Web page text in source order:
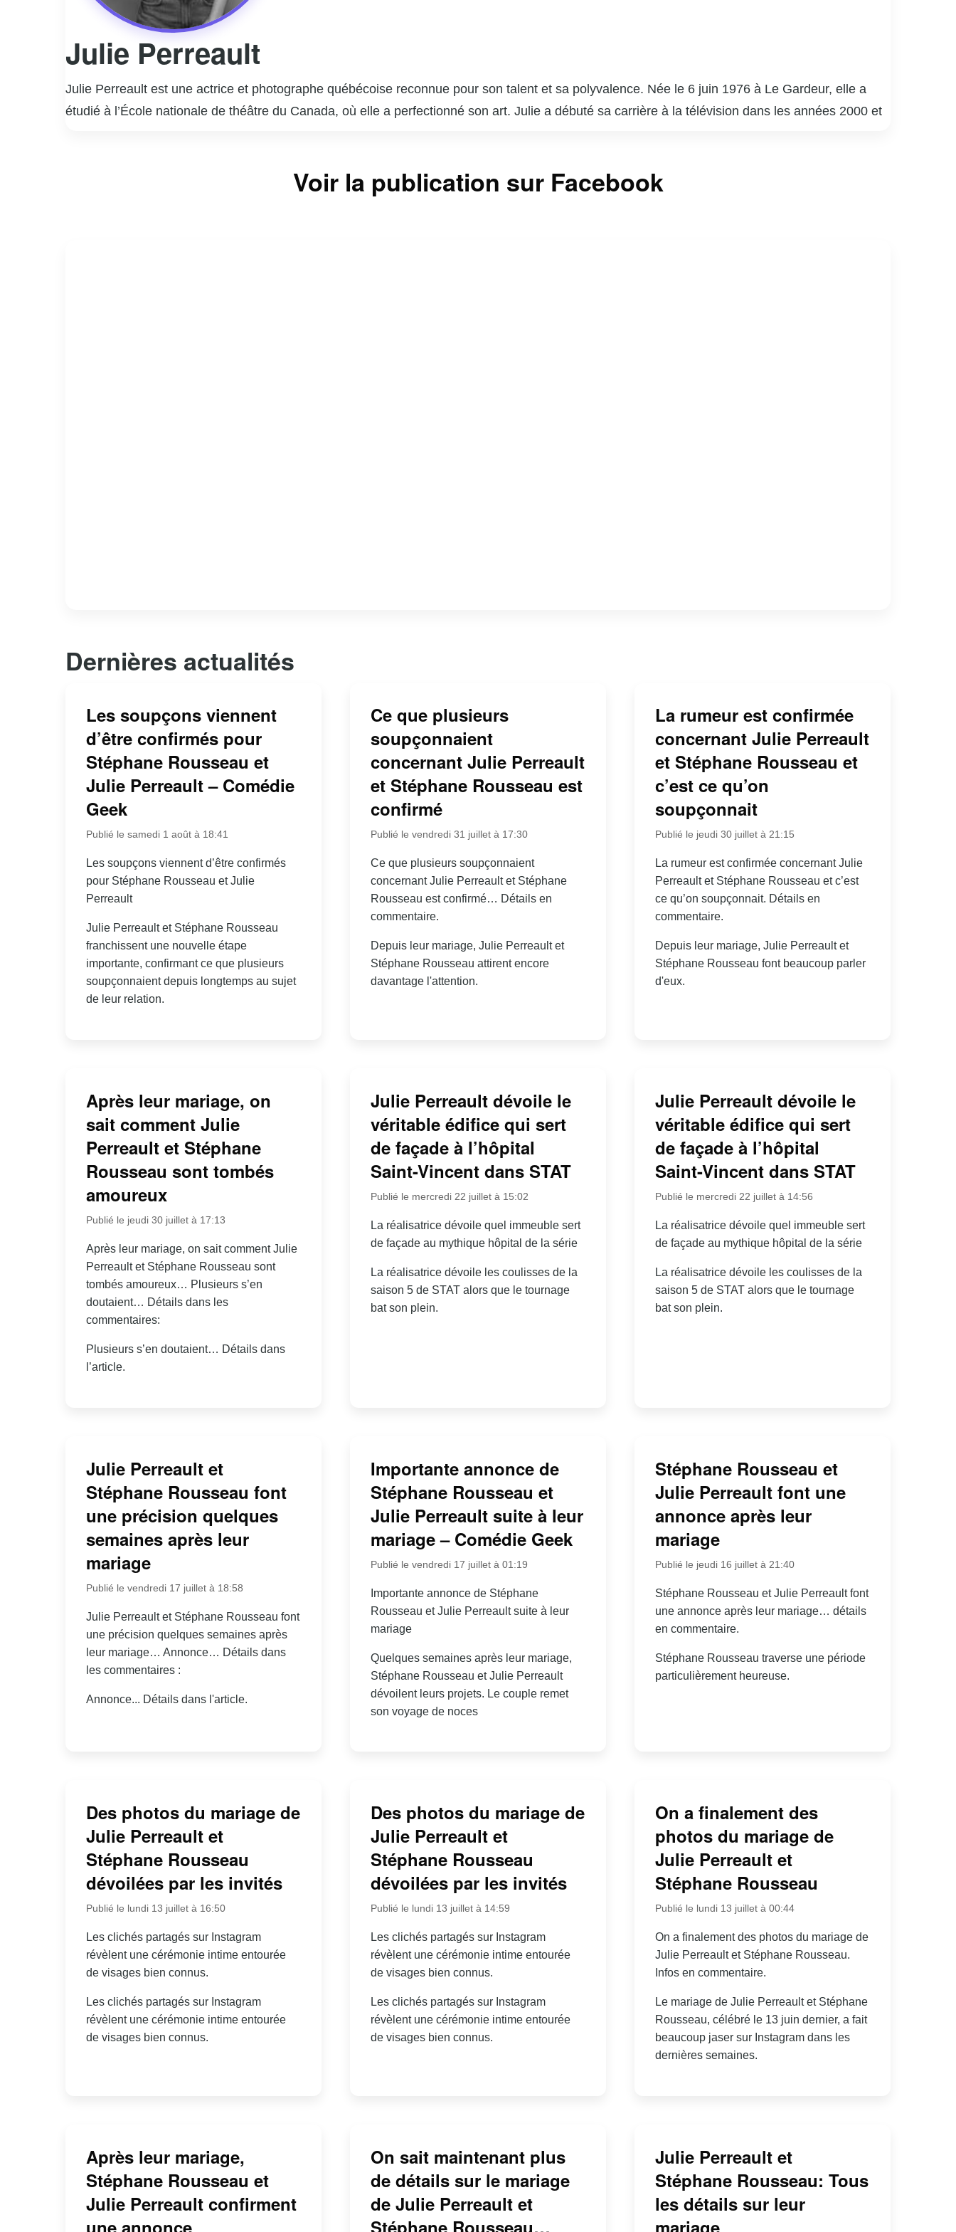
Julie Perreault
Julie Perreault est une actrice et photographe québécoise reconnue pour son talent et sa polyvalence. Née le 6 juin 1976 à Le Gardeur, elle a
étudié à l’École nationale de théâtre du Canada, où elle a perfectionné son art. Julie a débuté sa carrière à la télévision dans les années 2000 et
des paysages, a été exposé dans diverses galeries et a reçu des critiques élogieuses. Sa double carrière témoigne de sa créativité et de son
Voir la publication sur Facebook
Dernières actualités
Les soupçons viennent
d’être confirmés pour
Stéphane Rousseau et
Julie Perreault – Comédie
Geek
Publié le samedi 1 août à 18:41
Les soupçons viennent d’être confirmés
pour Stéphane Rousseau et Julie
Perreault
Julie Perreault et Stéphane Rousseau
franchissent une nouvelle étape
importante, confirmant ce que plusieurs
soupçonnaient depuis longtemps au sujet
de leur relation.
Ce que plusieurs
soupçonnaient
concernant Julie Perreault
et Stéphane Rousseau est
confirmé
Publié le vendredi 31 juillet à 17:30
Ce que plusieurs soupçonnaient
concernant Julie Perreault et Stéphane
Rousseau est confirmé… Détails en
commentaire.
Depuis leur mariage, Julie Perreault et
Stéphane Rousseau attirent encore
davantage l'attention.
La rumeur est confirmée
concernant Julie Perreault
et Stéphane Rousseau et
c’est ce qu’on
soupçonnait
Publié le jeudi 30 juillet à 21:15
La rumeur est confirmée concernant Julie
Perreault et Stéphane Rousseau et c’est
ce qu’on soupçonnait. Détails en
commentaire.
Depuis leur mariage, Julie Perreault et
Stéphane Rousseau font beaucoup parler
d'eux.
Après leur mariage, on
sait comment Julie
Perreault et Stéphane
Rousseau sont tombés
amoureux
Publié le jeudi 30 juillet à 17:13
Après leur mariage, on sait comment Julie
Perreault et Stéphane Rousseau sont
tombés amoureux… Plusieurs s’en
doutaient… Détails dans les
commentaires:
Plusieurs s’en doutaient… Détails dans
l’article.
Julie Perreault dévoile le
véritable édifice qui sert
de façade à l’hôpital
Saint-Vincent dans STAT
Publié le mercredi 22 juillet à 15:02
La réalisatrice dévoile quel immeuble sert
de façade au mythique hôpital de la série
La réalisatrice dévoile les coulisses de la
saison 5 de STAT alors que le tournage
bat son plein.
Julie Perreault dévoile le
véritable édifice qui sert
de façade à l’hôpital
Saint-Vincent dans STAT
Publié le mercredi 22 juillet à 14:56
La réalisatrice dévoile quel immeuble sert
de façade au mythique hôpital de la série
La réalisatrice dévoile les coulisses de la
saison 5 de STAT alors que le tournage
bat son plein.
Julie Perreault et
Stéphane Rousseau font
une précision quelques
semaines après leur
mariage
Publié le vendredi 17 juillet à 18:58
Julie Perreault et Stéphane Rousseau font
une précision quelques semaines après
leur mariage… Annonce… Détails dans
les commentaires :
Annonce... Détails dans l'article.
Importante annonce de
Stéphane Rousseau et
Julie Perreault suite à leur
mariage – Comédie Geek
Publié le vendredi 17 juillet à 01:19
Importante annonce de Stéphane
Rousseau et Julie Perreault suite à leur
mariage
Quelques semaines après leur mariage,
Stéphane Rousseau et Julie Perreault
dévoilent leurs projets. Le couple remet
son voyage de noces
Stéphane Rousseau et
Julie Perreault font une
annonce après leur
mariage
Publié le jeudi 16 juillet à 21:40
Stéphane Rousseau et Julie Perreault font
une annonce après leur mariage… détails
en commentaire.
Stéphane Rousseau traverse une période
particulièrement heureuse.
Des photos du mariage de
Julie Perreault et
Stéphane Rousseau
dévoilées par les invités
Publié le lundi 13 juillet à 16:50
Les clichés partagés sur Instagram
révèlent une cérémonie intime entourée
de visages bien connus.
Les clichés partagés sur Instagram
révèlent une cérémonie intime entourée
de visages bien connus.
Des photos du mariage de
Julie Perreault et
Stéphane Rousseau
dévoilées par les invités
Publié le lundi 13 juillet à 14:59
Les clichés partagés sur Instagram
révèlent une cérémonie intime entourée
de visages bien connus.
Les clichés partagés sur Instagram
révèlent une cérémonie intime entourée
de visages bien connus.
On a finalement des
photos du mariage de
Julie Perreault et
Stéphane Rousseau
Publié le lundi 13 juillet à 00:44
On a finalement des photos du mariage de
Julie Perreault et Stéphane Rousseau.
Infos en commentaire.
Le mariage de Julie Perreault et Stéphane
Rousseau, célébré le 13 juin dernier, a fait
beaucoup jaser sur Instagram dans les
dernières semaines.
Après leur mariage,
Stéphane Rousseau et
Julie Perreault confirment
une annonce
On sait maintenant plus
de détails sur le mariage
de Julie Perreault et
Stéphane Rousseau…
Julie Perreault et
Stéphane Rousseau: Tous
les détails sur leur
mariage